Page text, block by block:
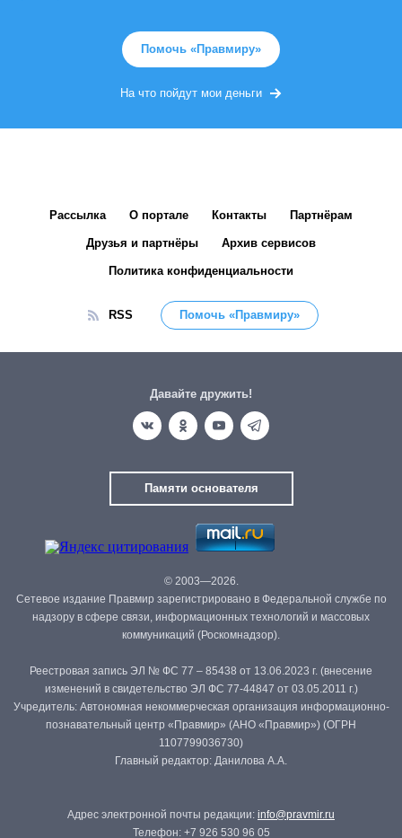
Помочь «Правмиру»
На что пойдут мои деньги
Рассылка О портале Контакты Партнёрам
Друзья и партнёры Архив сервисов
Политика конфиденциальности
RSS Помочь «Правмиру»
Давайте дружить!
Памяти основателя
© 2003—2026.
Сетевое издание Правмир зарегистрировано в Федеральной службе по
надзору в сфере связи, информационных технологий и массовых
коммуникаций (Роскомнадзор).
Реестровая запись ЭЛ № ФС 77 – 85438 от 13.06.2023 г. (внесение
изменений в свидетельство ЭЛ ФС 77-44847 от 03.05.2011 г.)
Учредитель: Автономная некоммерческая организация информационно-
познавательный центр «Правмир» (АНО «Правмир») (ОГРН
1107799036730)
Главный редактор: Данилова А.А.
Адрес электронной почты редакции: info@pravmir.ru
Телефон: +7 926 530 96 05